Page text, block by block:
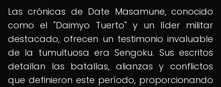
Las crónicas de Date Masamune, conocido
como el "Daimyo Tuerto" y un líder militar
destacado, ofrecen un testimonio invaluable
de la tumultuosa era Sengoku. Sus escritos
detallan las batallas, alianzas y conflictos
que definieron este período, proporcionando